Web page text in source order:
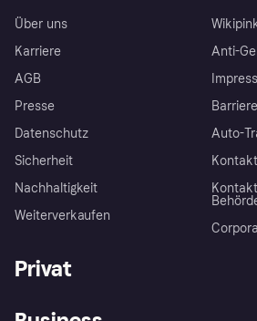
Über uns
Karriere
AGB
Presse
Datenschutz
Sicherheit
Nachhaltigkeit
Weiterverkaufen
Anti-
Auto-
Kontakt
Privat